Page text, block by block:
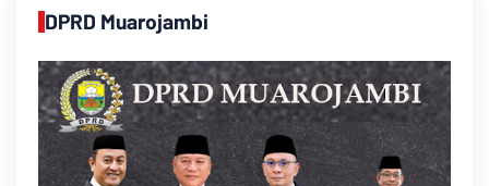
DPRD Muarojambi